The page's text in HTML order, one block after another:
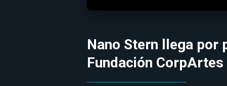
Nano Stern llega por
Fundación CorpArtes